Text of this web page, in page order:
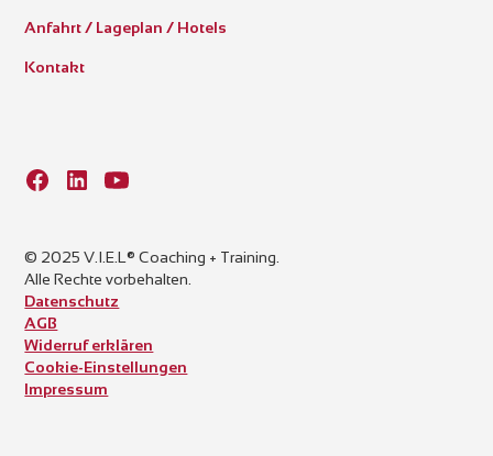
Anfahrt / Lageplan / Hotels
Kontakt
© 2025 V.I.E.L® Coaching + Training.
Alle Rechte vorbehalten.
Datenschutz
AGB
Widerruf erklären
Cookie-Einstellungen
Impressum